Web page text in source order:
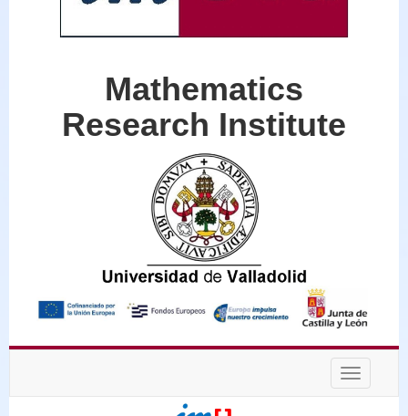
Mathematics
Research Institute
Desplegar